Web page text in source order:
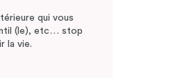
qui vous
(le), etc… stop
la vie.